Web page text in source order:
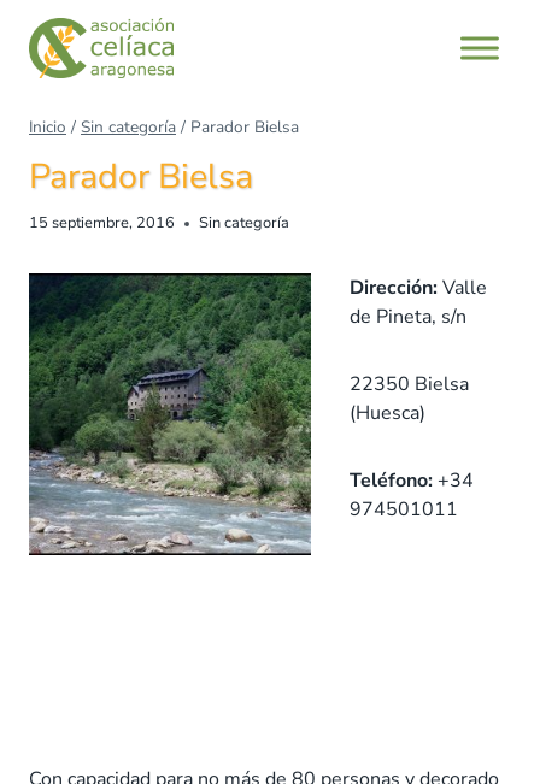
Saltar
contenido
Inicio / Sin categoría / Parador Bielsa
Parador Bielsa
15 septiembre, 2016 Sin categoría
Dirección:Valle
de Pineta, s/n
22350 Bielsa
(Huesca)
Teléfono: +34
974501011